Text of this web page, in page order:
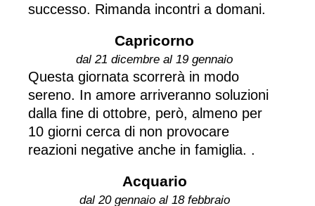
successo. Rimanda incontri a domani.
Capricorno
dal 21 dicembre al 19 gennaio
Questa giornata scorrerà in modo
sereno. In amore arriveranno soluzioni
dalla fine di ottobre, però, almeno per
10 giorni cerca di non provocare
reazioni negative anche in famiglia. .
Acquario
dal 20 gennaio al 18 febbraio